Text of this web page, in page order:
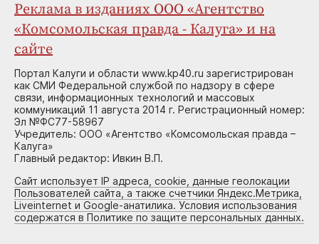
Реклама в изданиях ООО «Агентство
«Комсомольская правда - Калуга» и на
сайте
Портал Калуги и области www.kp40.ru зарегистрирован
как СМИ Федеральной службой по надзору в сфере
связи, информационных технологий и массовых
коммуникаций 11 августа 2014 г. Регистрационный номер:
Эл №ФС77-58967
Учредитель: ООО «Агентство «Комсомольская правда –
Калуга»
Главный редактор: Ивкин В.П.
Сайт использует IP адреса, cookie, данные геолокации
Пользователей сайта, а также счетчики Яндекс.Метрика,
Liveinternet и Google-анатилика. Условия использования
содержатся в Политике по защите персональных данных.